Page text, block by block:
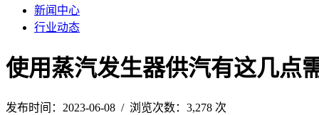
新闻中心
行业动态
使用蒸汽发生器供汽有这几点
发布时间：2023-06-08 / 浏览次数：3,278 次